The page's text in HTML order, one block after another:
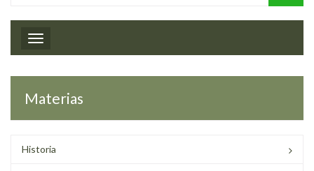
Toggle navigation
Materias
Historia